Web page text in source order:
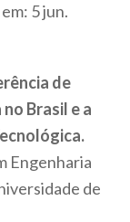
5 jun.
de
Brasil e a
Engenharia
de